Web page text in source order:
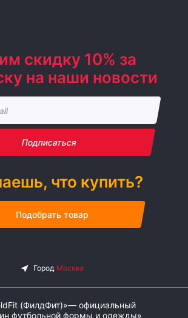
скидку 10% за
на наши новости
Подписаться
что купить?
Подобрать товар
(ФилдФит)»— официальный
футбольной формы и одежды»